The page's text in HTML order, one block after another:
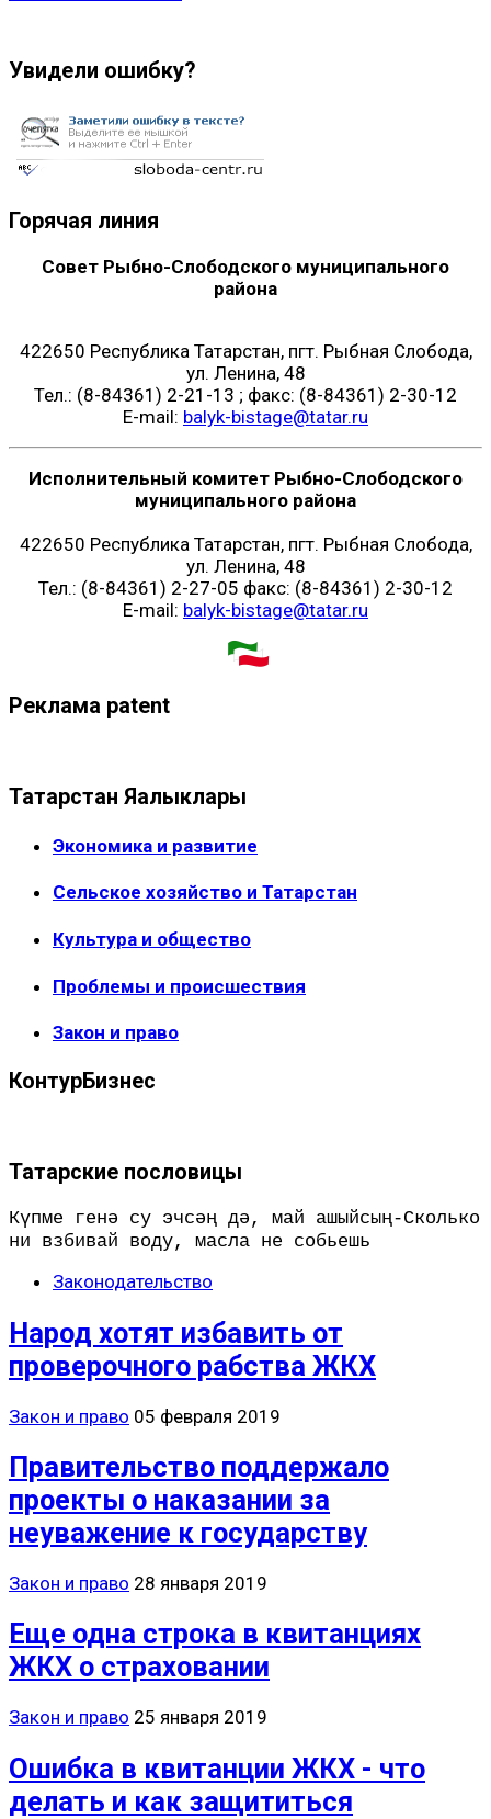
Увидели ошибку?
Горячая линия
Совет Рыбно-Слободского муниципального
района
422650 Республика Татарстан, пгт. Рыбная Слобода,
ул. Ленина, 48
Тел.: (8-84361) 2-21-13 ; факс: (8-84361) 2-30-12
E-mail: balyk-bistage@tatar.ru
Исполнительный комитет Рыбно-Слободского
муниципального района
422650 Республика Татарстан, пгт. Рыбная Слобода,
ул. Ленина, 48
Тел.: (8-84361) 2-27-05 факс: (8-84361) 2-30-12
E-mail: balyk-bistage@tatar.ru
Реклама patent
Татарстан Яңалыклары
Экономика и развитие
Сельское хозяйство и Татарстан
Культура и общество
Проблемы и происшествия
Закон и право
КонтурБизнес
Татарские пословицы
Күпме генә су эчсәң дә, май ашыйсың-Сколько
ни взбивай воду, масла не собьешь
Законодательство
Народ хотят избавить от
проверочного рабства ЖКХ
Закон и право 05 февраля 2019
Правительство поддержало
проекты о наказании за
неуважение к государству
Закон и право 28 января 2019
Еще одна строка в квитанциях
ЖКХ о страховании
Закон и право 25 января 2019
Ошибка в квитанции ЖКХ - что
делать и как защититься